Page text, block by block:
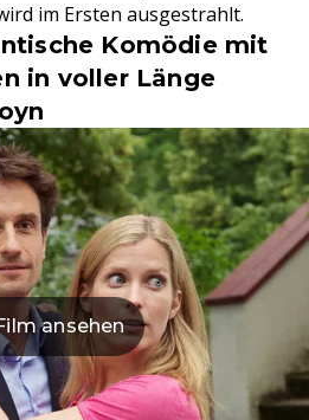
im Ersten ausgestrahlt.
Komödie mit
in voller Länge
ansehen